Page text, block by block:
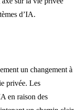
d’IA.
un changement à
privée. Les
en raison des